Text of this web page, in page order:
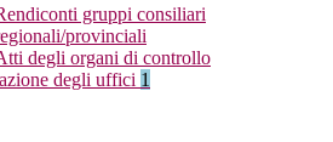
gruppi consiliari
provinciali
degli organi di controllo
degli uffici 1